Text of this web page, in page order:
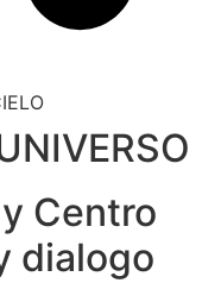
Centro
dialogo